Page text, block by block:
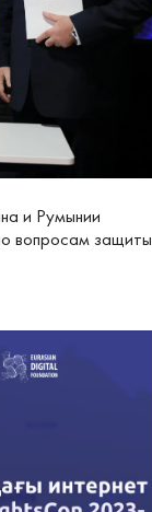
и Румынии
вопросам защиты